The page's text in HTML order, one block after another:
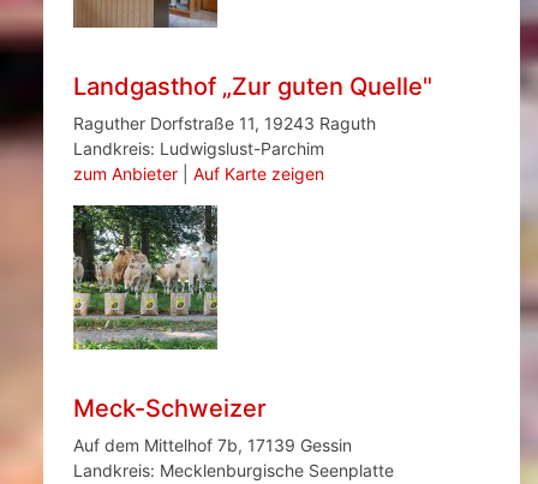
Landgasthof „Zur guten Quelle"
Raguther Dorfstraße 11, 19243 Raguth
Landkreis: Ludwigslust-Parchim
zum Anbieter| Auf Karte zeigen
Meck-Schweizer
Auf dem Mittelhof 7b, 17139 Gessin
Landkreis: Mecklenburgische Seenplatte